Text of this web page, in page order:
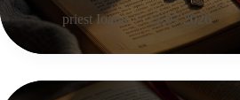
priest Ioann 13.07.2026